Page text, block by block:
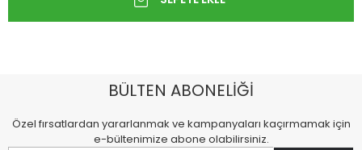
BÜLTEN ABONELİĞİ
Özel fırsatlardan yararlanmak ve kampanyaları kaçırmamak için
e-bültenimize abone olabilirsiniz.